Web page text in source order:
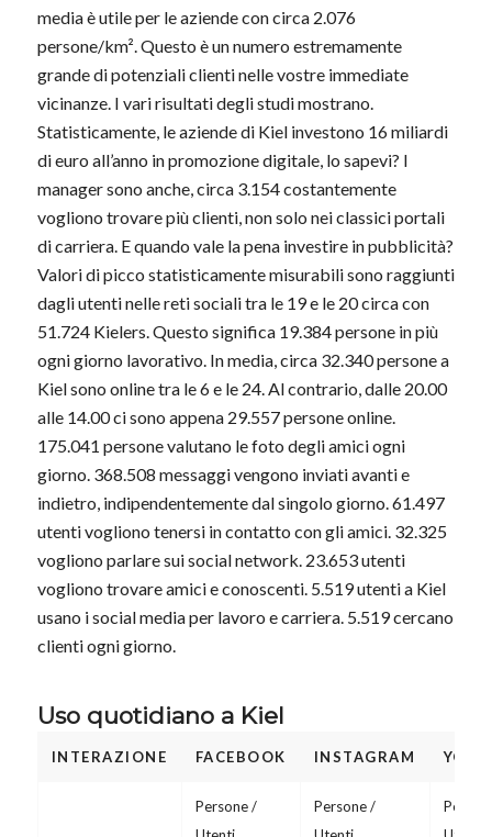
media è utile per le aziende con circa 2.076
persone/km². Questo è un numero estremamente
grande di potenziali clienti nelle vostre immediate
vicinanze. I vari risultati degli studi mostrano.
Statisticamente, le aziende di Kiel investono 16 miliardi
di euro all’anno in promozione digitale, lo sapevi? I
manager sono anche, circa 3.154 costantemente
vogliono trovare più clienti, non solo nei classici portali
di carriera. E quando vale la pena investire in pubblicità?
Valori di picco statisticamente misurabili sono raggiunti
dagli utenti nelle reti sociali tra le 19 e le 20 circa con
51.724 Kielers. Questo significa 19.384 persone in più
ogni giorno lavorativo. In media, circa 32.340 persone a
Kiel sono online tra le 6 e le 24. Al contrario, dalle 20.00
alle 14.00 ci sono appena 29.557 persone online.
175.041 persone valutano le foto degli amici ogni
giorno. 368.508 messaggi vengono inviati avanti e
indietro, indipendentemente dal singolo giorno. 61.497
utenti vogliono tenersi in contatto con gli amici. 32.325
vogliono parlare sui social network. 23.653 utenti
vogliono trovare amici e conoscenti. 5.519 utenti a Kiel
usano i social media per lavoro e carriera. 5.519 cercano
clienti ogni giorno.
Uso quotidiano a Kiel
INTERAZIONE FACEBOOK INSTAGRAM
Persone /
Persone /